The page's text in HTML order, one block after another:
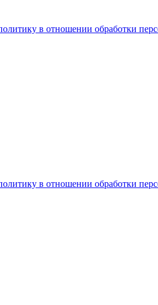
в отношении обработки
в отношении обработки